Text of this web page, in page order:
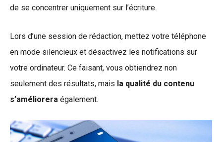
de se concentrer uniquement sur l’écriture.
Lors d’une session de rédaction, mettez votre téléphone
en mode silencieux et désactivez les notifications sur
votre ordinateur. Ce faisant, vous obtiendrez non
seulement des résultats, mais la qualité du contenu
s’améliorera également.